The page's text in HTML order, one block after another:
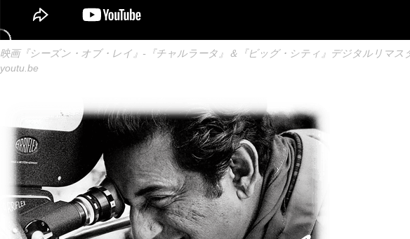
映画『シーズン・オブ・レイ』-『チャルラータ』＆『ビッグ・シティ』デジタルリマス
youtu.be